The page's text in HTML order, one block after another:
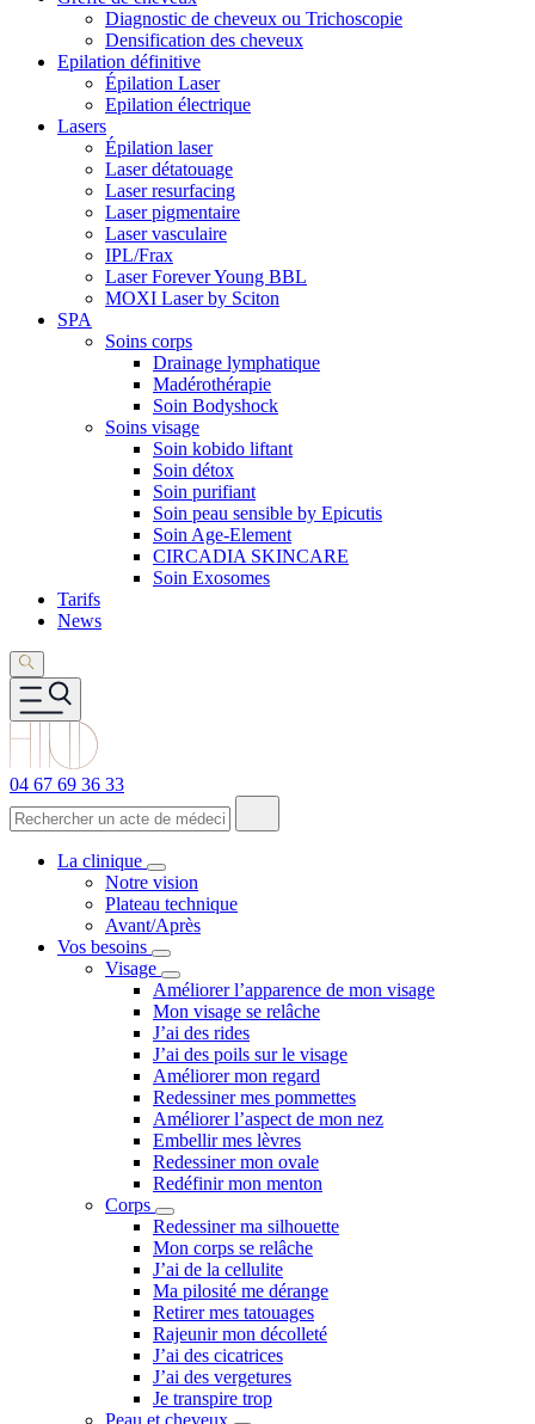
Diagnostic de cheveux ou Trichoscopie
Densification des cheveux
Epilation définitive
Épilation Laser
Epilation électrique
Lasers
Épilation laser
Laser détatouage
Laser resurfacing
Laser pigmentaire
Laser vasculaire
IPL/Frax
Laser Forever Young BBL
MOXI Laser by Sciton
SPA
Soins corps
Drainage lymphatique
Madérothérapie
Soin Bodyshock
Soins visage
Soin kobido liftant
Soin détox
Soin purifiant
Soin peau sensible by Epicutis
Soin Age-Element
CIRCADIA SKINCARE
Soin Exosomes
Tarifs
News
04 67 69 36 33
La clinique
Notre vision
Plateau technique
Avant/Après
Vos besoins
Visage
Améliorer l’apparence de mon visage
Mon visage se relâche
J’ai des rides
J’ai des poils sur le visage
Améliorer mon regard
Redessiner mes pommettes
Améliorer l’aspect de mon nez
Embellir mes lèvres
Redessiner mon ovale
Redéfinir mon menton
Corps
Redessiner ma silhouette
Mon corps se relâche
J’ai de la cellulite
Ma pilosité me dérange
Retirer mes tatouages
Rajeunir mon décolleté
J’ai des cicatrices
J’ai des vergetures
Je transpire trop
Peau et cheveux